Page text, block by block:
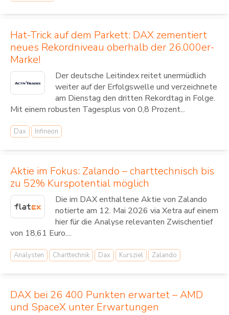
Hat-Trick auf dem Parkett: DAX zementiert
neues Rekordniveau oberhalb der 26.000er-
Marke!
Der deutsche Leitindex reitet unermüdlich
weiter auf der Erfolgswelle und verzeichnete
am Dienstag den dritten Rekordtag in Folge.
Mit einem robusten Tagesplus von 0,8 Prozent...
Dax Infineon
Aktie im Fokus: Zalando – charttechnisch bis
zu 52% Kurspotential möglich
Die im DAX enthaltene Aktie von Zalando
notierte am 12. Mai 2026 via Xetra auf einem
hier für die Analyse relevanten Zwischentief
von 18,61 Euro....
Analysten Charttechnik Dax Kursziel Zalando
DAX bei 26 400 Punkten erwartet – AMD
und SpaceX unter Erwartungen